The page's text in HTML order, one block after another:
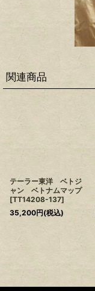
関連商品
テーラー東洋 ベトジ
ャン ベトナムマップ
[TT14208-137]
35,200円(税込)